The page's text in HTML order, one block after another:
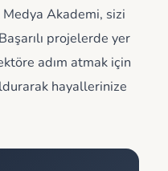
Medya Akademi, sizi
projelerde yer
adım atmak için
hayallerinize